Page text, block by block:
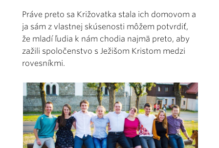
Práve preto sa Križovatka stala ich domovom a
ja sám z vlastnej skúsenosti môžem potvrdiť,
že mladí ľudia k nám chodia najmä preto, aby
zažili spoločenstvo s Ježišom Kristom medzi
rovesníkmi.